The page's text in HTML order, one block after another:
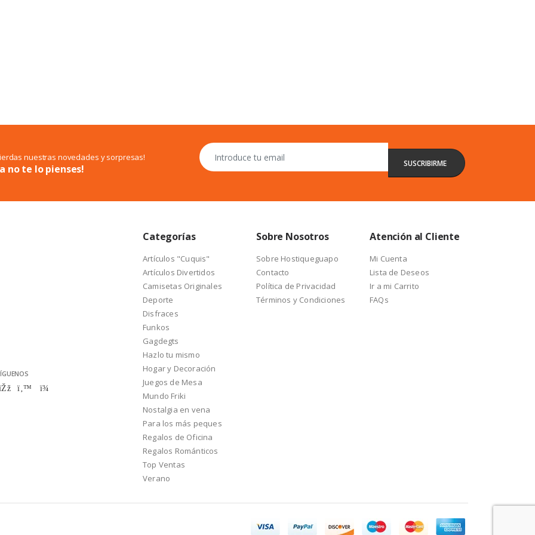
nuestras novedades y sorpresas!
no te lo pienses!
Categorías
Artículos "Cuquis"
Artículos Divertidos
Camisetas Originales
Deporte
Disfraces
Funkos
Gagdegts
Hazlo tu mismo
Hogar y Decoración
Juegos de Mesa
Mundo Friki
Nostalgia en vena
Para los más peques
Regalos de Oficina
Regalos Románticos
Top Ventas
Verano
Sobre Nosotros
Sobre Hostiqueguapo
Contacto
Política de Privacidad
Términos y Condiciones
Atención al Cliente
Mi Cuenta
Lista de Deseos
Ir a mi Carrito
FAQs